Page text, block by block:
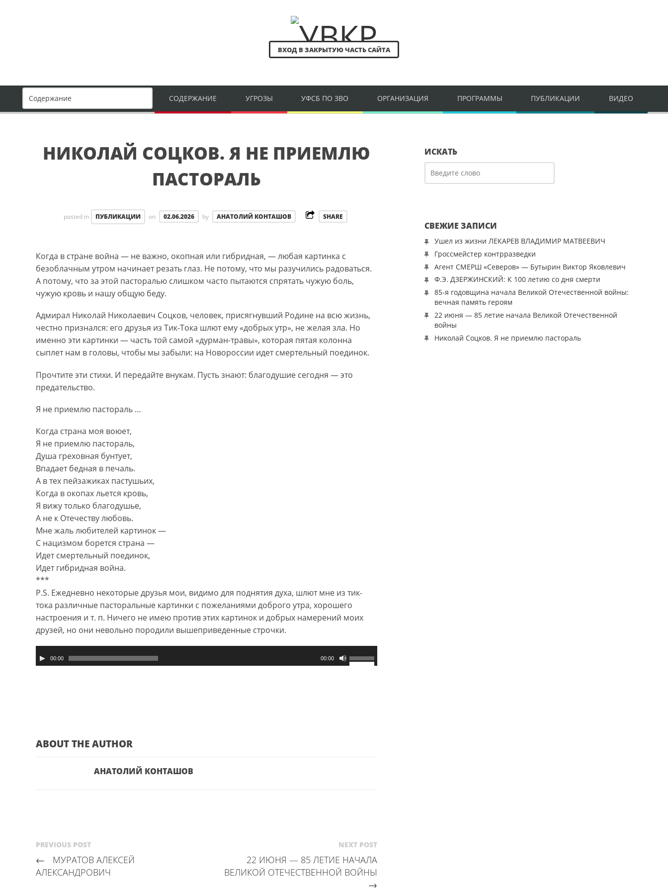
ВХОД В ЗАКРЫТУЮ ЧАСТЬ САЙТА
СОДЕРЖАНИЕ УГРОЗЫ УФСБ ПО ЗВО ОРГАНИЗАЦИЯ ПРОГРАММЫ ПУБЛИКАЦИИ ВИДЕО
НИКОЛАЙ СОЦКОВ. Я НЕ ПРИЕМЛЮ
ПАСТОРАЛЬ
posted in ПУБЛИКАЦИИ on 02.06.2026 by АНАТОЛИЙ КОНТАШОВ SHARE
Когда в стране война — не важно, окопная или гибридная, — любая картинка с
безоблачным утром начинает резать глаз. Не потому, что мы разучились радоваться.
А потому, что за этой пасторалью слишком часто пытаются спрятать чужую боль,
чужую кровь и нашу общую беду.
Адмирал Николай Николаевич Соцков, человек, присягнувший Родине на всю жизнь,
честно признался: его друзья из Тик-Тока шлют ему «добрых утр», не желая зла. Но
именно эти картинки — часть той самой «дурман-травы», которая пятая колонна
сыплет нам в головы, чтобы мы забыли: на Новороссии идет смертельный поединок.
Прочтите эти стихи. И передайте внукам. Пусть знают: благодушие сегодня — это
предательство.
Я не приемлю пастораль …
Когда страна моя воюет,
Я не приемлю пастораль,
Душа греховная бунтует,
Впадает бедная в печаль.
А в тех пейзажиках пастушьих,
Когда в окопах льется кровь,
Я вижу только благодушье,
А не к Отечеству любовь.
Мне жаль любителей картинок —
С нацизмом борется страна —
Идет смертельный поединок,
Идет гибридная война.
***
P.S. Ежедневно некоторые друзья мои, видимо для поднятия духа, шлют мне из тик-
тока различные пасторальные картинки с пожеланиями доброго утра, хорошего
настроения и т. п. Ничего не имею против этих картинок и добрых намерений моих
друзей, но они невольно породили вышеприведенные строчки.
00:00 00:00
Используйте
ABOUT THE AUTHOR
АНАТОЛИЙ КОНТАШОВ
PREVIOUS POST
←
МУРАТОВ АЛЕКСЕЙ
АЛЕКСАНДРОВИЧ
NEXT POST
22 ИЮНЯ — 85 ЛЕТИЕ НАЧАЛА
ВЕЛИКОЙ ОТЕЧЕСТВЕННОЙ ВОЙНЫ
→
ИСКАТЬ
СВЕЖИЕ ЗАПИСИ
Ушел из жизни ЛЕКАРЕВ ВЛАДИМИР МАТВЕЕВИЧ
Гроссмейстер контрразведки
Агент СМЕРШ «Северов» — Бутырин Виктор Яковлевич
Ф.Э. ДЗЕРЖИНСКИЙ: К 100 летию со дня смерти
85-я годовщина начала Великой Отечественной войны:
вечная память героям
22 июня — 85 летие начала Великой Отечественной
войны
Николай Соцков. Я не приемлю пастораль